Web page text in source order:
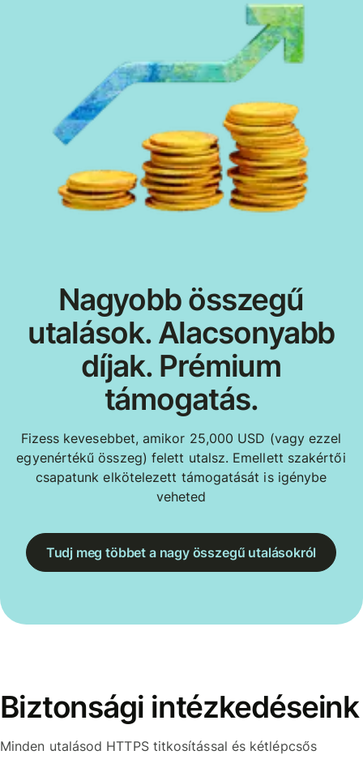
Nagyobb összegű
utalások. Alacsonyabb
díjak. Prémium
támogatás.
Fizess kevesebbet, amikor 25,000 USD (vagy ezzel
egyenértékű összeg) felett utalsz. Emellett szakértői
csapatunk elkötelezett támogatását is igénybe
veheted
Tudj meg többet a nagy összegű utalásokról
Biztonsági intézkedéseink
Minden utalásod HTTPS titkosítással és kétlépcsős